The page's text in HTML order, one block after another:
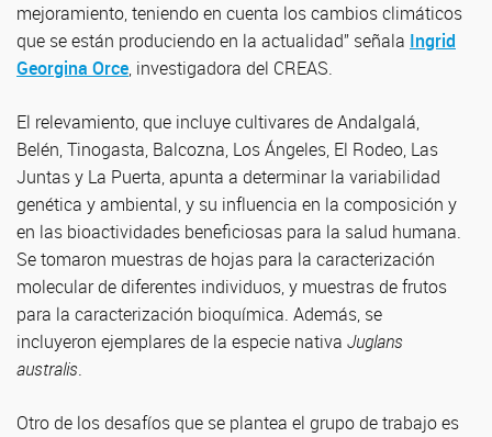
mejoramiento, teniendo en cuenta los cambios climáticos
que se están produciendo en la actualidad” señala Ingrid
Georgina Orce, investigadora del CREAS.
El relevamiento, que incluye cultivares de Andalgalá,
Belén, Tinogasta, Balcozna, Los Ángeles, El Rodeo, Las
Juntas y La Puerta, apunta a determinar la variabilidad
genética y ambiental, y su influencia en la composición y
en las bioactividades beneficiosas para la salud humana.
Se tomaron muestras de hojas para la caracterización
molecular de diferentes individuos, y muestras de frutos
para la caracterización bioquímica. Además, se
incluyeron ejemplares de la especie nativa Juglans
australis.
Otro de los desafíos que se plantea el grupo de trabajo es